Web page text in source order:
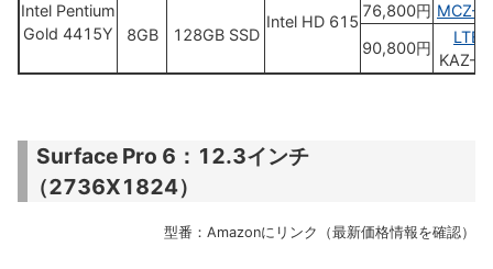
Intel Pentium
Gold 4415Y
Intel HD 615
8GB 128GB SSD
76,800円 MCZ-
90,800円
LTEﾓ
KAZ-
Surface Pro 6：12.3インチ
（2736X1824）
型番：Amazonにリンク（最新価格情報を確認）